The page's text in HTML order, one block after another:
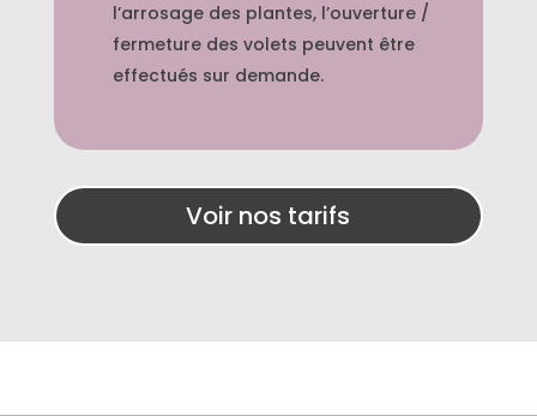
l’arrosage des plantes, l’ouverture /
fermeture des volets peuvent être
effectués sur demande.
Voir nos tarifs